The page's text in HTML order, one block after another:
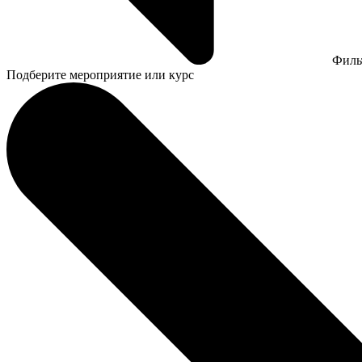
Подберите мероприятие или курс